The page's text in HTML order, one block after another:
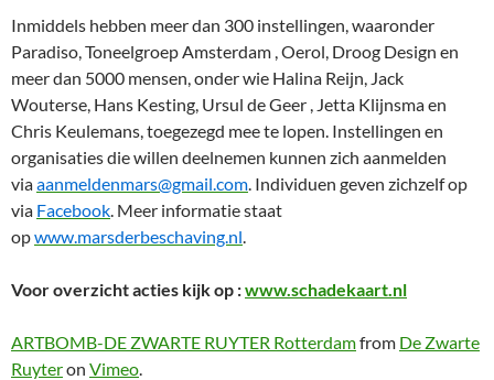
Inmiddels hebben meer dan 300 instellingen, waaronder
Paradiso, Toneelgroep Amsterdam , Oerol, Droog Design en
meer dan 5000 mensen, onder wie Halina Reijn, Jack
Wouterse, Hans Kesting, Ursul de Geer , Jetta Klijnsma en
Chris Keulemans, toegezegd mee te lopen. Instellingen en
organisaties die willen deelnemen kunnen zich aanmelden
viaaanmeldenmars@gmail.com. Individuen geven zichzelf op
via Facebook. Meer informatie staat
opwww.marsderbeschaving.nl.
Voor overzicht acties kijk op :www.schadekaart.nl
ARTBOMB-DE ZWARTE RUYTER Rotterdamfrom De Zwarte
Ruyteron Vimeo.